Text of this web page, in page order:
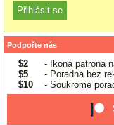
Podpořte nás
$2
- Ikona patrona
$5
- Poradna bez
$10
- Soukromé